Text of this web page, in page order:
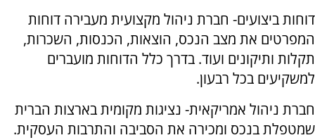
דוחות ביצועים- חברת ניהול מקצועית מעבירה דוחות
המפרטים את מצב הנכס, הוצאות, הכנסות, השכרות,
תקלות ותיקונים ועוד. בדרך כלל הדוחות מועברים
למשקיעים בכל רבעון.
חברת ניהול אמריקאית- נציגות מקומית בארצות הברית
שמטפלת בנכס ומכירה את הסביבה והתרבות העסקית.